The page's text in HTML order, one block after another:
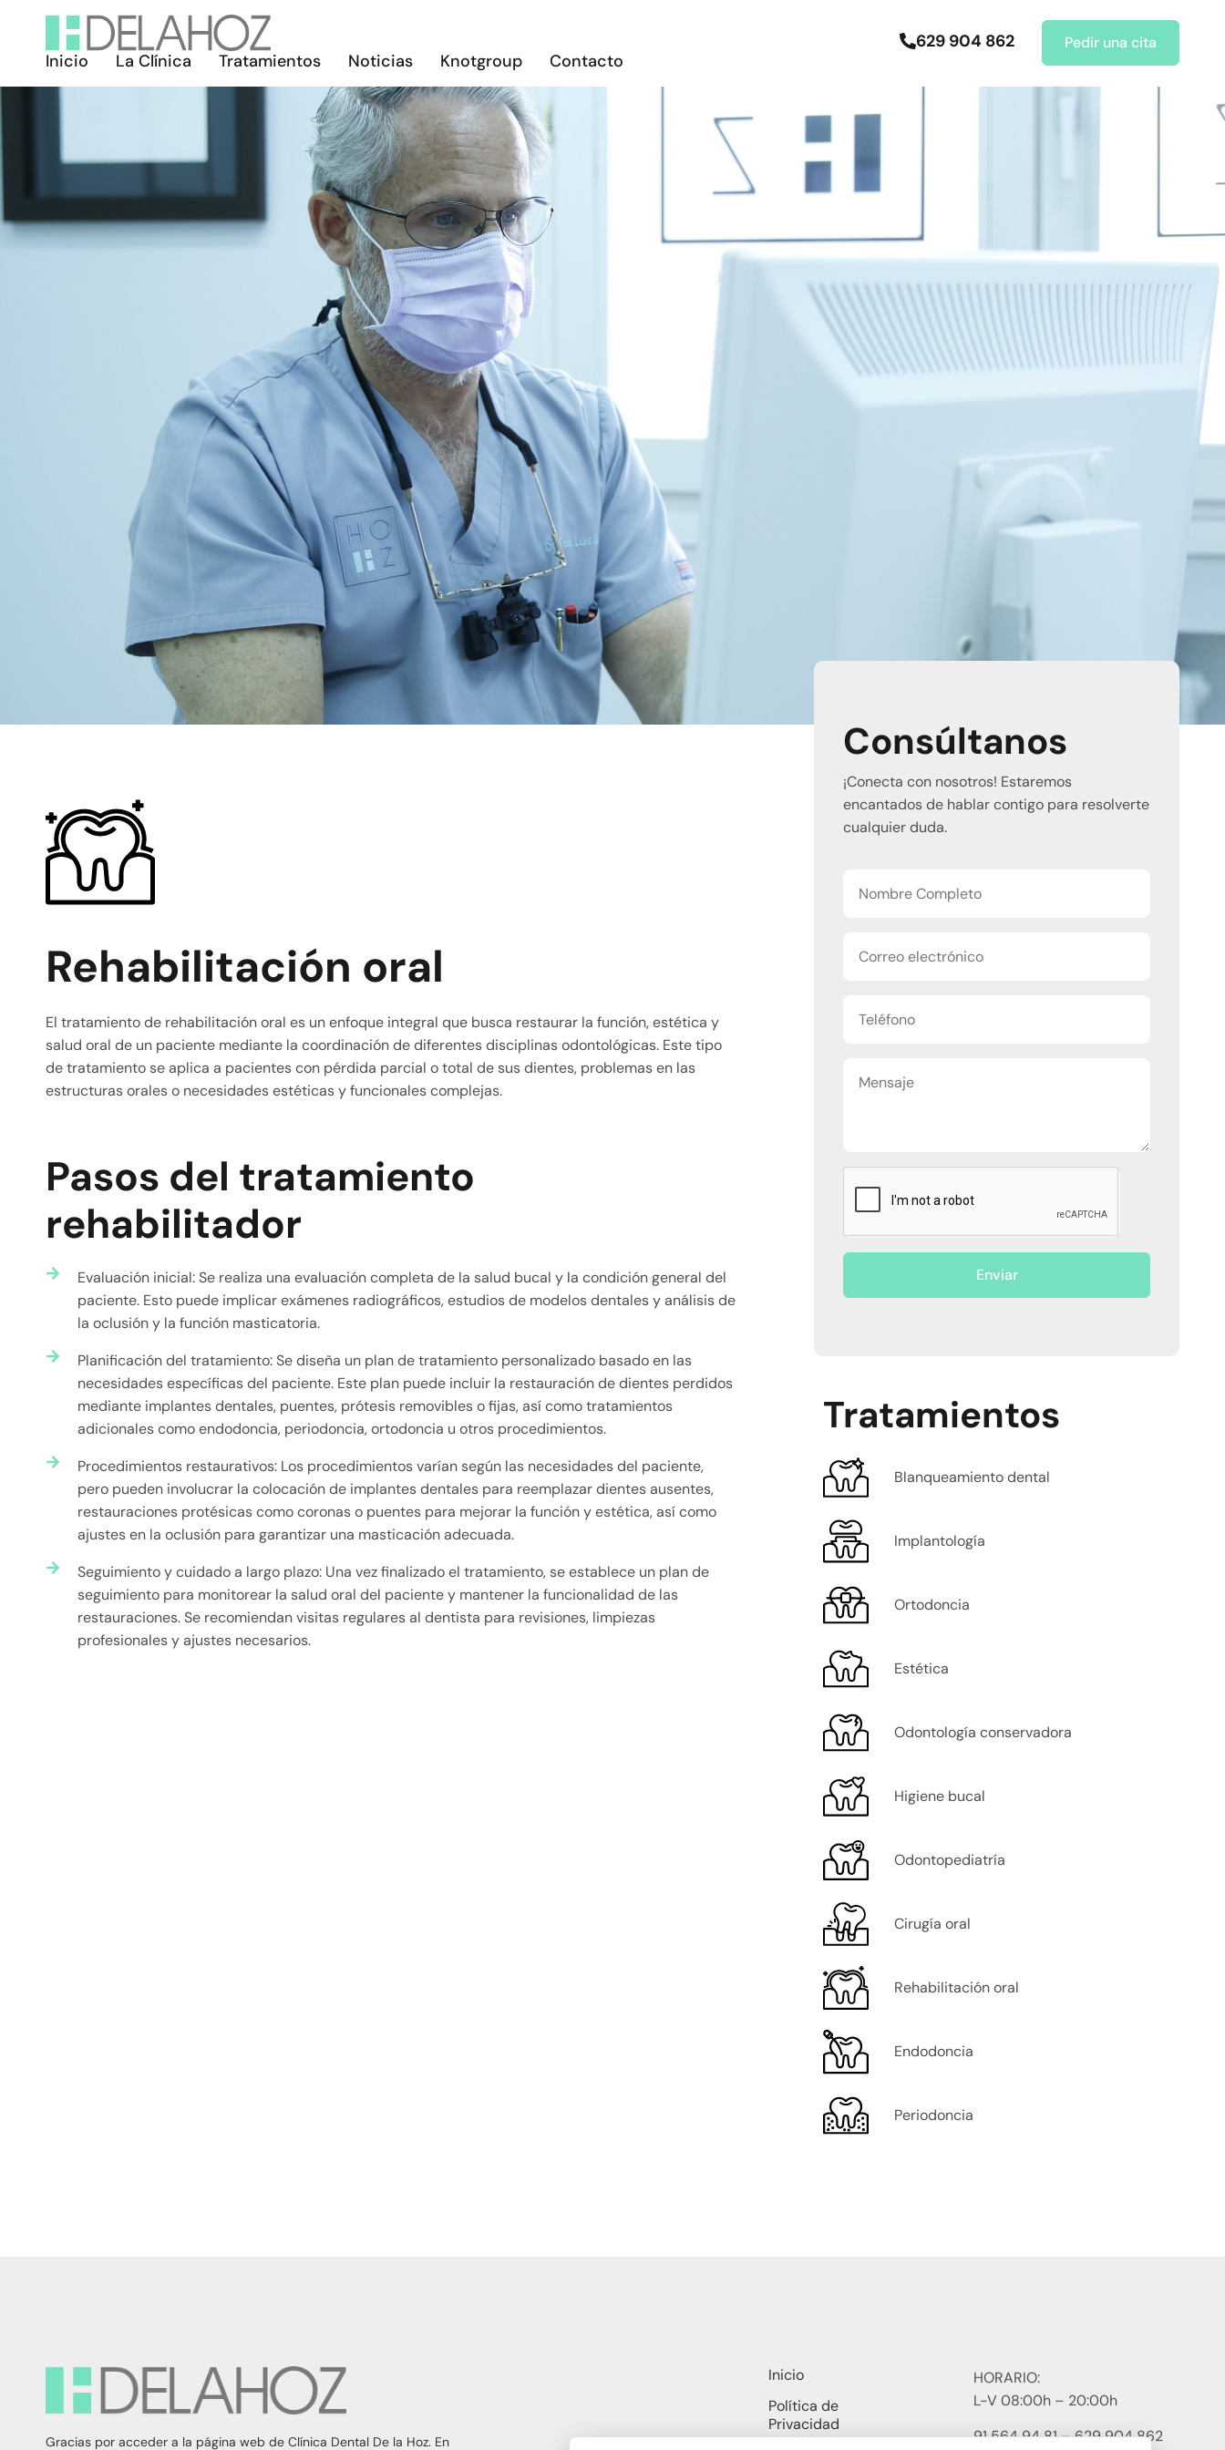
Inicio La Clínica Tratamientos Noticias Knotgroup Contacto
629 904 862 Pedir una cita
Rehabilitación oral
El tratamiento de rehabilitación oral es un enfoque integral que busca restaurar la función, estética y
salud oral de un paciente mediante la coordinación de diferentes disciplinas odontológicas. Este tipo
de tratamiento se aplica a pacientes con pérdida parcial o total de sus dientes, problemas en las
estructuras orales o necesidades estéticas y funcionales complejas.
Pasos del tratamiento
rehabilitador
Evaluación inicial: Se realiza una evaluación completa de la salud bucal y la condición general del
paciente. Esto puede implicar exámenes radiográficos, estudios de modelos dentales y análisis de
la oclusión y la función masticatoria.
Planificación del tratamiento: Se diseña un plan de tratamiento personalizado basado en las
necesidades específicas del paciente. Este plan puede incluir la restauración de dientes perdidos
mediante implantes dentales, puentes, prótesis removibles o fijas, así como tratamientos
adicionales como endodoncia, periodoncia, ortodoncia u otros procedimientos.
Procedimientos restaurativos: Los procedimientos varían según las necesidades del paciente,
pero pueden involucrar la colocación de implantes dentales para reemplazar dientes ausentes,
restauraciones protésicas como coronas o puentes para mejorar la función y estética, así como
ajustes en la oclusión para garantizar una masticación adecuada.
Seguimiento y cuidado a largo plazo: Una vez finalizado el tratamiento, se establece un plan de
seguimiento para monitorear la salud oral del paciente y mantener la funcionalidad de las
restauraciones. Se recomiendan visitas regulares al dentista para revisiones, limpiezas
profesionales y ajustes necesarios.
Consúltanos
¡Conecta con nosotros! Estaremos
encantados de hablar contigo para resolverte
cualquier duda.
Enviar
Tratamientos
Blanqueamiento dental
Implantología
Ortodoncia
Estética
Odontología conservadora
Higiene bucal
Odontopediatría
Cirugía oral
Rehabilitación oral
Endodoncia
Periodoncia
Gracias por acceder a la página web de Clínica Dental De la Hoz. En
Inicio
Política de
Privacidad
HORARIO:
L-V 08:00h – 20:00h
91 564 94 81 – 629 904 862